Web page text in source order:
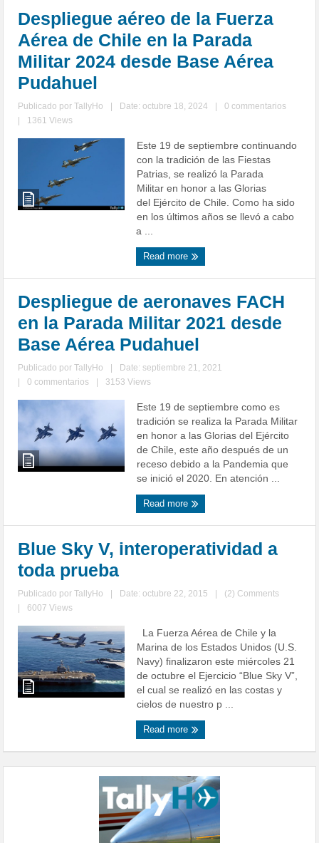
Despliegue aéreo de la Fuerza
Aérea de Chile en la Parada
Militar 2024 desde Base Aérea
Pudahuel
Publicado porTallyHo Date: octubre 18, 2024
0 commentarios
1361 Views
Este 19 de septiembre continuando
con la tradición de las Fiestas
Patrias, se realizó la Parada
Militar en honor a las Glorias
del Ejército de Chile. Como ha sido
en los últimos años se llevó a cabo
a ...
Read more
Despliegue de aeronaves FACH
en la Parada Militar 2021 desde
Base Aérea Pudahuel
Publicado porTallyHo
Date: septiembre 21, 2021
0 commentarios 3153 Views
Este 19 de septiembre como es
tradición se realiza la Parada Militar
en honor a las Glorias del Ejército
de Chile, este año después de un
receso debido a la Pandemia que
se inició el 2020. En atención ...
Read more
Blue Sky V, interoperatividad a
toda prueba
Publicado porTallyHo Date: octubre 22, 2015
(2) Comments
6007 Views
La Fuerza Aérea de Chile y la
Marina de los Estados Unidos (U.S.
Navy) finalizaron este miércoles 21
de octubre el Ejercicio “Blue Sky V”,
el cual se realizó en las costas y
cielos de nuestro p ...
Read more